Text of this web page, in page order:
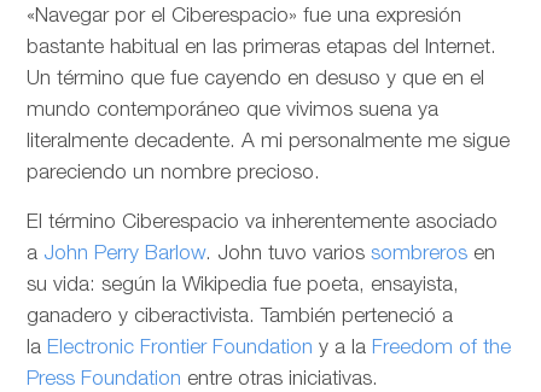
«Navegar por el Ciberespacio» fue una expresión
bastante habitual en las primeras etapas del Internet.
Un término que fue cayendo en desuso y que en el
mundo contemporáneo que vivimos suena ya
literalmente decadente. A mi personalmente me sigue
pareciendo un nombre precioso.
El término Ciberespacio va inherentemente asociado
a John Perry Barlow. John tuvo variossombreros en
su vida: según la Wikipedia fue poeta, ensayista,
ganadero y ciberactivista. También perteneció a
la Electronic Frontier Foundation y a la Freedom of the
Press Foundation entre otras iniciativas.